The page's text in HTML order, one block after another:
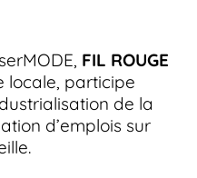
FIL ROUGE
locale, participe
de la
d’emplois sur